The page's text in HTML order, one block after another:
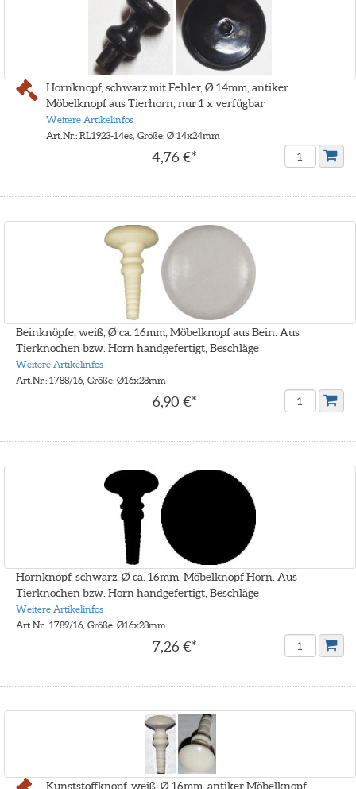
Hornknopf, schwarz mit Fehler, Ø 14mm, antiker
Möbelknopf aus Tierhorn, nur 1 x verfügbar
Weitere Artikelinfos
Art.Nr.: RL1923-14es, Größe: Ø 14x24mm
4,76 €*
Beinknöpfe, weiß, Ø ca. 16mm, Möbelknopf aus Bein. Aus
Tierknochen bzw. Horn handgefertigt, Beschläge
Weitere Artikelinfos
Art.Nr.: 1788/16, Größe: Ø16x28mm
6,90 €*
Hornknopf, schwarz, Ø ca. 16mm, Möbelknopf Horn. Aus
Tierknochen bzw. Horn handgefertigt, Beschläge
Weitere Artikelinfos
Art.Nr.: 1789/16, Größe: Ø16x28mm
7,26 €*
Kunststoffknopf, weiß, Ø 16mm, antiker Möbelknopf